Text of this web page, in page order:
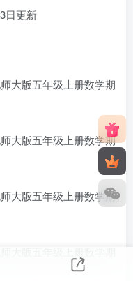
更新
版五年级上册数学期
版五年级上册数学期
版五年级上册数学期
版五年级上册数学期